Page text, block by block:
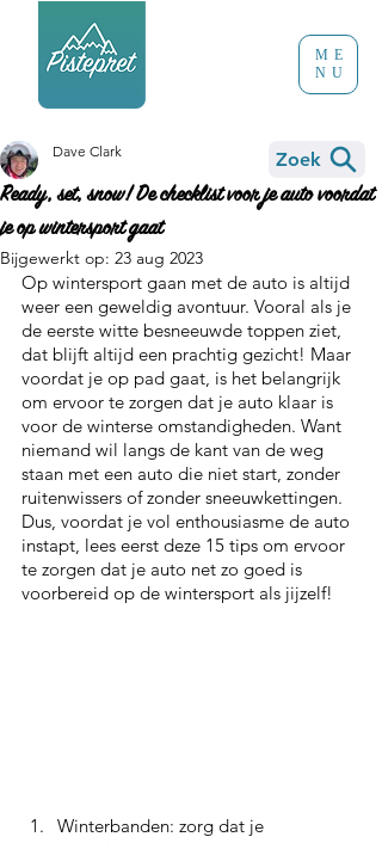
ME
NU
Ready, set, snow! De checklist voor je auto voordat
je op wintersport gaat
Dave Clark
Bijgewerkt op: 23 aug 2023
Op wintersport gaan met de auto is altijd
weer een geweldig avontuur. Vooral als je
de eerste witte besneeuwde toppen ziet,
dat blijft altijd een prachtig gezicht! Maar
voordat je op pad gaat, is het belangrijk
om ervoor te zorgen dat je auto klaar is
voor de winterse omstandigheden. Want
niemand wil langs de kant van de weg
staan met een auto die niet start, zonder
ruitenwissers of zonder sneeuwkettingen.
Dus, voordat je vol enthousiasme de auto
instapt, lees eerst deze 15 tips om ervoor
te zorgen dat je auto net zo goed is
voorbereid op de wintersport als jijzelf!
Winterbanden: zorg dat je
Zoek